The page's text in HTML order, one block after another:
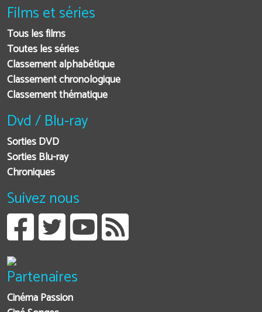
Films et séries
Tous les films
Toutes les séries
Classement alphabétique
Classement chronologique
Classement thématique
Dvd / Blu-ray
Sorties DVD
Sorties Blu-ray
Chroniques
Suivez nous
Partenaires
Cinéma Passion